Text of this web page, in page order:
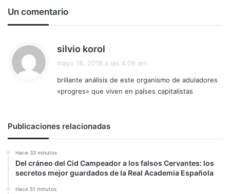
Un comentario
silvio korol
e
:
mayo 18, 2018 a las 4:06 am
brillante análisis de este organismo de aduladores
«progres» que viven en países capitalistas
Publicaciones relacionadas
Hace 33 minutos
Del cráneo del Cid Campeador a los falsos Cervantes: los
secretos mejor guardados de la Real Academia Española
Hace 51 minutos